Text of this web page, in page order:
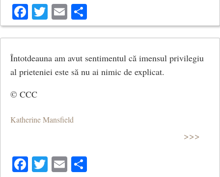
Facebook
Twitter
Email
Întotdeauna am avut sentimentul că imensul privilegiu
al prieteniei este să nu ai nimic de explicat.
© CCC
Katherine Mansfield
>>>
Facebook
Twitter
Email